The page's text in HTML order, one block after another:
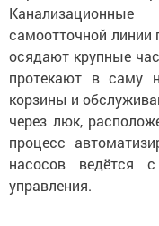
самоотточной линии
осядают крупные
протекают в саму
корзины и
через люк,
процесс
насосов ведётся
управления.